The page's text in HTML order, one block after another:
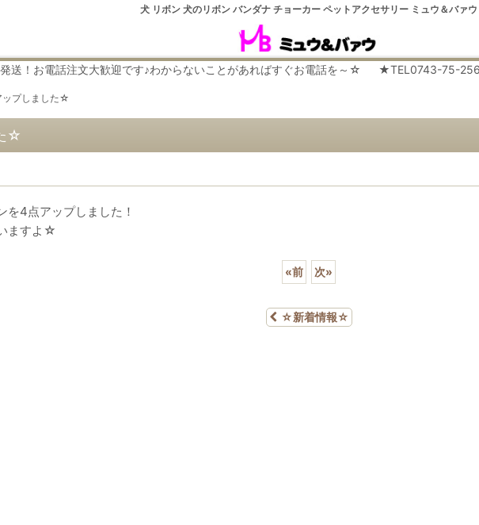
犬 リボン 犬のリボン バンダナ チョーカー ペットアクセサリー ミュウ＆バァウ
発送！お電話注文大歓迎です♪わからないことがあればすぐお電話を～☆ ★TEL0743-75-
ップしました☆
☆
を4点アップしました！
ますよ☆
«前 次»
☆新着情報☆